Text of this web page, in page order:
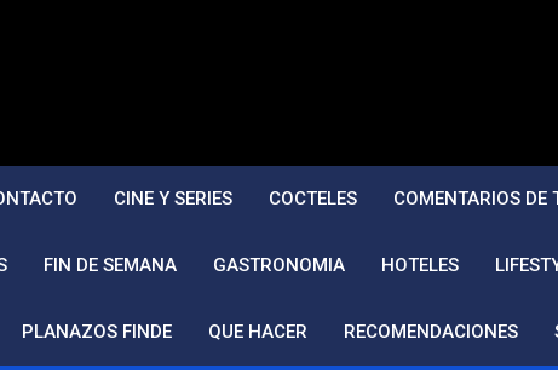
CINE Y SERIES COCTELES COMENTARIOS DE
FIN DE SEMANA GASTRONOMIA HOTELES
PLANAZOS FINDE QUE HACER RECOMENDACIONES